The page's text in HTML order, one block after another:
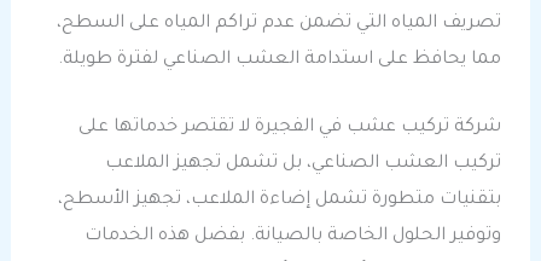
تصريف المياه التي تضمن عدم تراكم المياه على السطح،
مما يحافظ على استدامة العشب الصناعي لفترة طويلة.
شركة تركيب عشب في الفجيرة لا تقتصر خدماتها على
تركيب العشب الصناعي، بل تشمل تجهيز الملاعب
بتقنيات متطورة تشمل إضاءة الملاعب، تجهيز الأسطح،
وتوفير الحلول الخاصة بالصيانة. بفضل هذه الخدمات